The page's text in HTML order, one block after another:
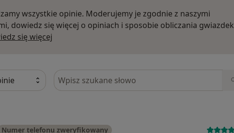
wszystkie opinie. Moderujemy je zgodnie z naszymi
dowiedz się więcej o opiniach i sposobie obliczania gwiazdek
się więcej
Szukaj w opiniach
Numer telefonu zweryfikowany